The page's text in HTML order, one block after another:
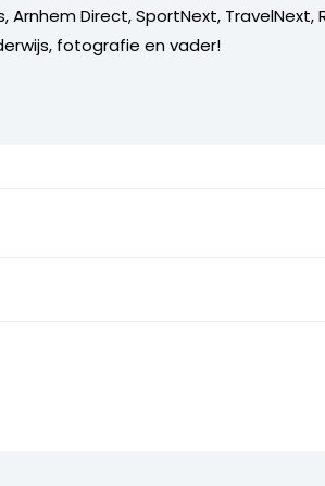
Direct, SportNext, TravelNext,
fotografie en vader!